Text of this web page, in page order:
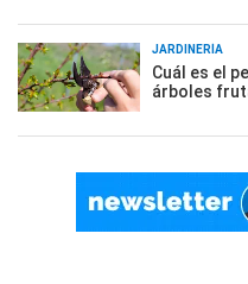
JARDINERÍA
Cuál es el
árboles